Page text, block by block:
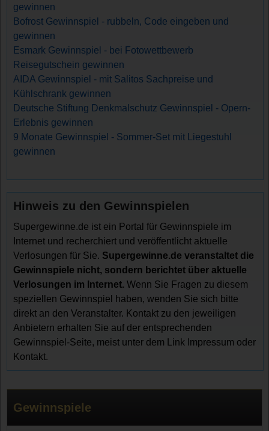
gewinnen
Bofrost Gewinnspiel - rubbeln, Code eingeben und
gewinnen
Esmark Gewinnspiel - bei Fotowettbewerb
Reisegutschein gewinnen
AIDA Gewinnspiel - mit Salitos Sachpreise und
Kühlschrank gewinnen
Deutsche Stiftung Denkmalschutz Gewinnspiel - Opern-
Erlebnis gewinnen
9 Monate Gewinnspiel - Sommer-Set mit Liegestuhl
gewinnen
Hinweis zu den Gewinnspielen
Supergewinne.de ist ein Portal für Gewinnspiele im
Internet und recherchiert und veröffentlicht aktuelle
Verlosungen für Sie. Supergewinne.de veranstaltet die
Gewinnspiele nicht, sondern berichtet über aktuelle
Verlosungen im Internet. Wenn Sie Fragen zu diesem
speziellen Gewinnspiel haben, wenden Sie sich bitte
direkt an den Veranstalter. Kontakt zu den jeweiligen
Anbietern erhalten Sie auf der entsprechenden
Gewinnspiel-Seite, meist unter dem Link Impressum oder
Kontakt.
Gewinnspiele